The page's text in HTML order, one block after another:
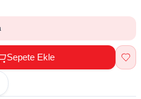
Sepete Ekle